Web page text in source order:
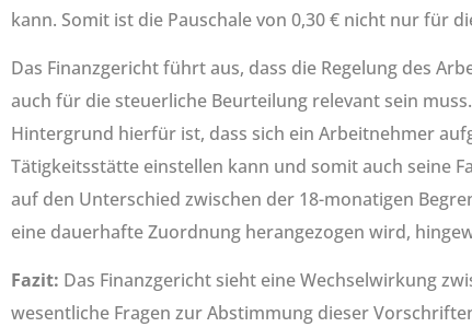
kann. Somit ist die Pauschale von 0,30 € nicht nur für
Das Finanzgericht führt aus, dass die Regelung des
auch für die steuerliche Beurteilung relevant sein
Hintergrund hierfür ist, dass sich ein Arbeitnehmer
Tätigkeitsstätte einstellen kann und somit auch seine
auf den Unterschied zwischen der 18-monatigen
eine dauerhafte Zuordnung herangezogen wird,
Fazit: Das Finanzgericht sieht eine Wechselwirkung
wesentliche Fragen zur Abstimmung dieser